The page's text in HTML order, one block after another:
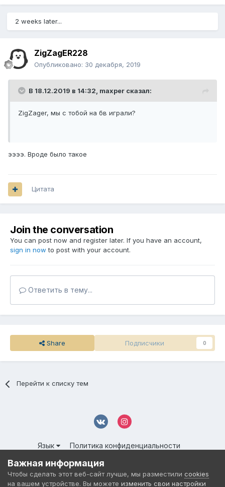
2 weeks later...
ZigZagER228
Опубликовано: 30 декабря, 2019
В 18.12.2019 в 14:32, maxper сказал:
ZigZager, мы с тобой на бв играли?
ээээ. Вроде было такое
Цитата
Join the conversation
You can post now and register later. If you have an account,
sign in now to post with your account.
Ответить в тему...
Share Подписчики 0
Перейти к списку тем
Язык
Политика конфиденциальности
© 2016-2026 DMS NETWORK | All Rights Reserved.
Powered by Invision Community
Важная информация
Чтобы сделать этот веб-сайт лучше, мы разместили cookies
на вашем устройстве. Вы можете изменить свои настройки